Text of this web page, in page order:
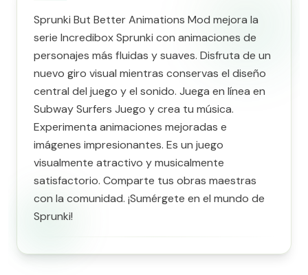
Sprunki But Better Animations Mod mejora la
serie Incredibox Sprunki con animaciones de
personajes más fluidas y suaves. Disfruta de un
nuevo giro visual mientras conservas el diseño
central del juego y el sonido. Juega en línea en
Subway Surfers Juego y crea tu música.
Experimenta animaciones mejoradas e
imágenes impresionantes. Es un juego
visualmente atractivo y musicalmente
satisfactorio. Comparte tus obras maestras
con la comunidad. ¡Sumérgete en el mundo de
Sprunki!